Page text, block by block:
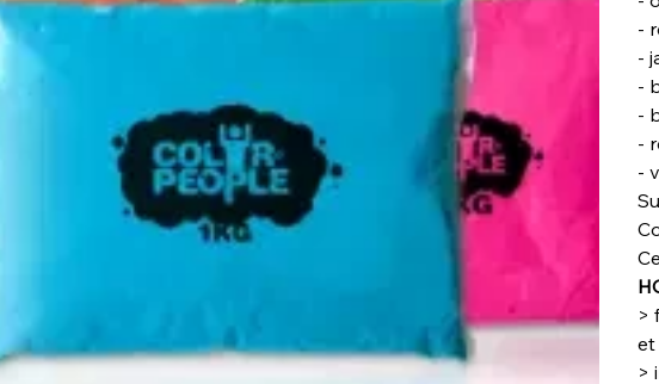
-
-
-
-
-
-
>
et
>